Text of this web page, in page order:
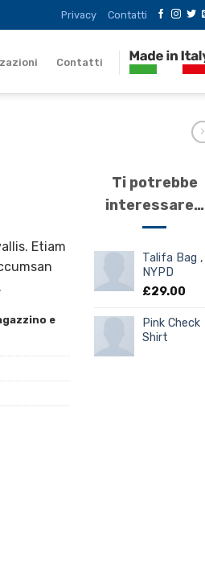
Privacy Contatti
Contatti
Etiam
e
Ti potrebbe
interessare…
Talifa Bag ,
NYPD
£29.00
Pink Check
Shirt